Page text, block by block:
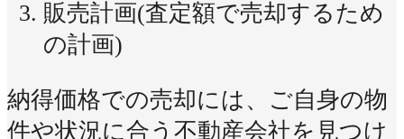
販売計画(査定額で売却するため
の計画)
納得価格での売却には、ご自身の物
件や状況に合う不動産会社を見つけ